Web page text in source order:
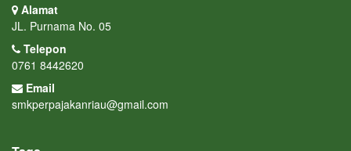
Alamat
JL. Purnama No. 05
Telepon
0761 8442620
Email
smkperpajakanriau@gmail.com